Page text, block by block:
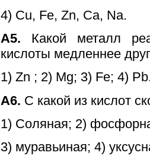
4) Cu, Fe, Zn, Сa, Na.
А5. Какой металл
кислоты медленнее
1) Zn ; 2) Mg; 3) Fe; 4)
А6. С какой из кислот
1) Соляная; 2)
3) муравьиная; 4)